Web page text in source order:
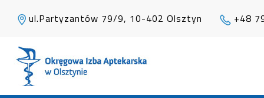
ul.Partyzantów 79/9, 10-402 Olsztyn +48